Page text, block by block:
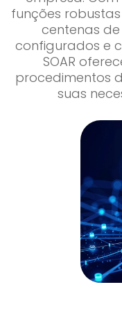
funções
centenas
configurados e
SOAR
procedimentos
suas